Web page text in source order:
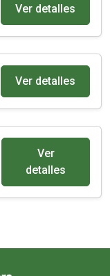
Ver detalles
Ver detalles
Rey
Ver
detalles